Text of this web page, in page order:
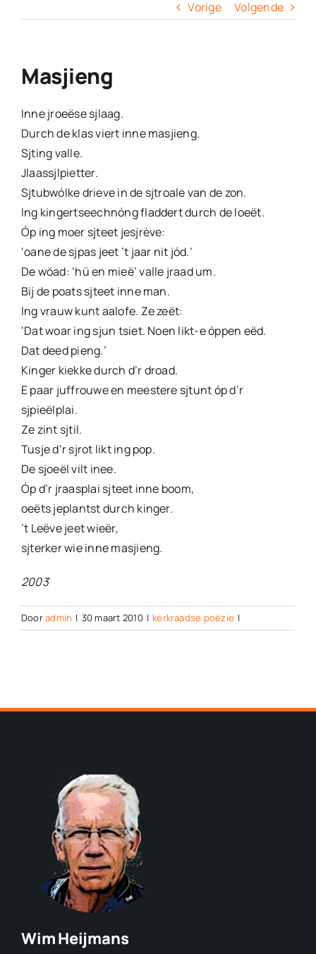
Vorige Volgende
Masjieng
Inne jroeëse sjlaag.
Durch de klas viert inne masjieng.
Sjting valle.
Jlaassjlpietter.
Sjtubwólke drieve in de sjtroale van de zon.
Ing kingertseechnóng fladdert durch de loeët.
Óp ing moer sjteet jesjrève:
‘oane de sjpas jeet ’t jaar nit jód.’
De wöad: ‘hü en mieë’ valle jraad um.
Bij de poats sjteet inne man.
Ing vrauw kunt aalofe. Ze zeët:
‘Dat woar ing sjun tsiet. Noen likt-e óppen eëd.
Dat deed pieng.’
Kinger kiekke durch d’r droad.
E paar juffrouwe en meestere sjtunt óp d’r
sjpieëlplai.
Ze zint sjtil.
Tusje d’r sjrot likt ing pop.
De sjoeël vilt inee.
Óp d’r jraasplai sjteet inne boom,
oeëts jeplantst durch kinger.
’t Leëve jeet wieër,
sjterker wie inne masjieng.
2003
Dooradmin | 30 maart 2010 | kerkraadse poëzie |
Wim Heijmans